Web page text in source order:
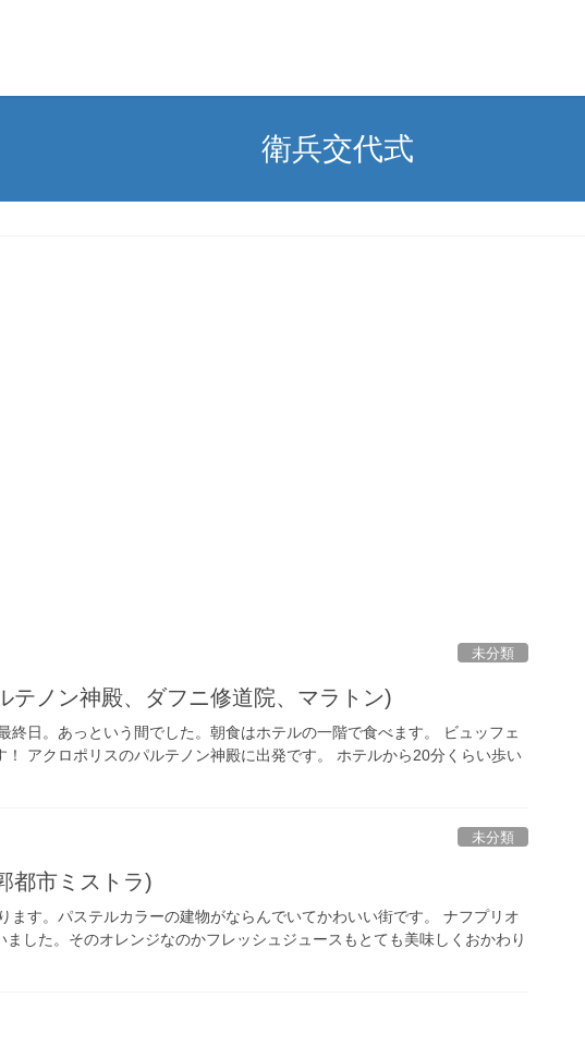
衛兵交代式
未分類
テノン神殿、ダフニ修道院、マラトン)
終日。あっという間でした。朝食はホテルの一階で食べます。 ビュッフェ
アクロポリスのパルテノン神殿に出発です。 ホテルから20分くらい歩い
未分類
都市ミストラ)
ます。パステルカラーの建物がならんでいてかわいい街です。 ナフプリオ
した。そのオレンジなのかフレッシュジュースもとても美味しくおかわり